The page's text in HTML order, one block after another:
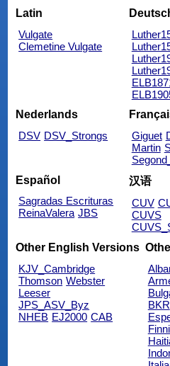
Latin
Vulgate
Clemetine Vulgate
Nederlands
DSV DSV_Strongs
Giguet
Martin
Español
Sagradas Escrituras
ReinaValera JBS
汉语
CUV
CUVS
Other English Versions
KJV_Cambridge
Thomson Webster
Leeser
JPS_ASV_Byz
NHEB EJ2000 CAB
BKR